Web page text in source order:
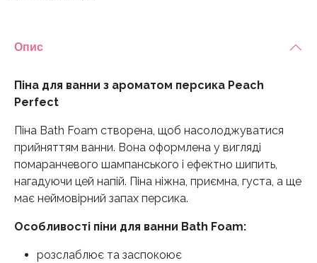
Опис
Піна для ванни з ароматом персика Peach
Perfect
Піна Bath Foam створена, щоб насолоджуватися
прийняттям ванни. Вона оформлена у вигляді
помаранчевого шампанського і ефектно шипить,
нагадуючи цей напій. Піна ніжна, приємна, густа, а ще
має неймовірний запах персика.
Особливості піни для ванни Bath Foam:
розслаблює та заспокоює